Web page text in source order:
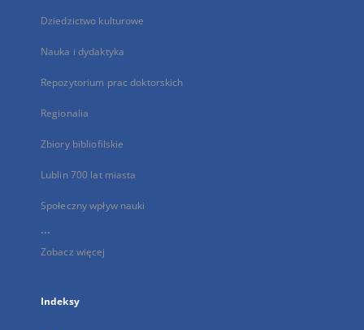
Dziedzictwo kulturowe
Nauka i dydaktyka
Repozytorium prac doktorskich
Regionalia
Zbiory bibliofilskie
Lublin 700 lat miasta
Społeczny wpływ nauki
...
Zobacz więcej
Indeksy